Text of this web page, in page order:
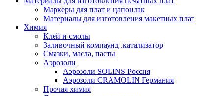
Маркеры для плат и цапонлак
Материалы для изготовления макетных плат
Химия
Клей и смолы
Заливочный компаунд ,катализатор
Смазки, масла, пасты
Аэрозоли
Аэрозоли SOLINS Россия
Аэрозоли CRAMOLIN Германия
Прочая химия